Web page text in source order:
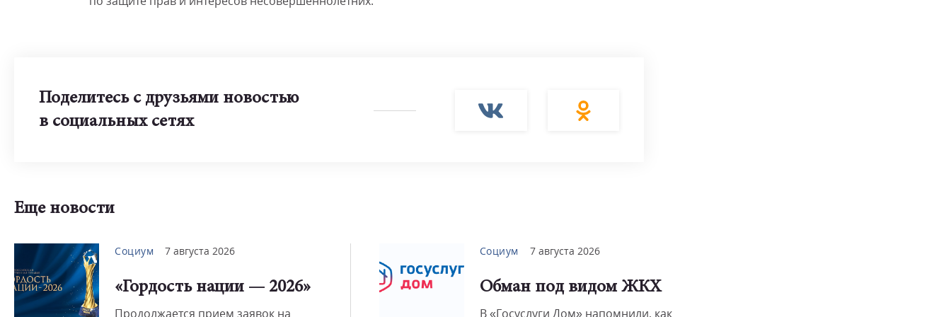
Поделитесь с друзьями новостью
в социальных сетях
Еще новости
Социум 7 августа 2026
«Гордость нации — 2026»
Продолжается прием заявок на
Социум 7 августа 2026
Обман под видом ЖКХ
В «Госуслуги Дом» напомнили, как